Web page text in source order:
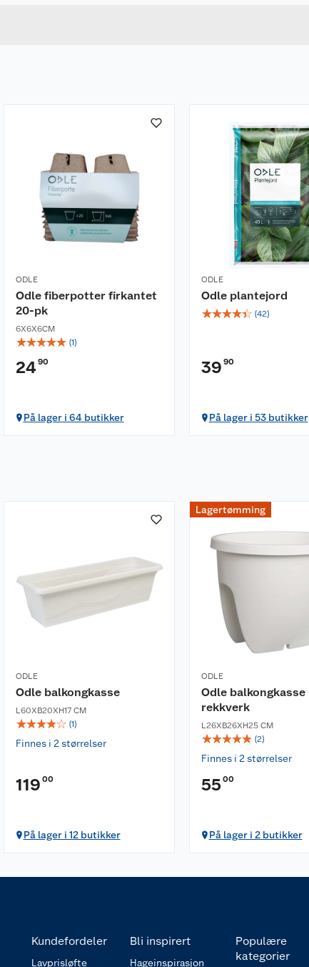
ODLE
Odle fiberpotter firkantet
20-pk
6X6X6CM
☆☆☆☆☆ (1)
2490
På lager i 64 butikker
ODLE
Odle plantejord
☆☆☆☆☆ (42)
39 90
På lager i 53 butikker
ODLE
Odle balkongkasse
L60XB20XH17 CM
☆☆☆☆☆ (1)
Finnes i 2 størrelser
119 00
På lager i 12 butikker
Lagertømming
ODLE
Odle balkongkasse
rekkverk
L26XB26XH25 CM
☆☆☆☆☆ (2)
Finnes i 2 størrelser
55 00
På lager i 2 butikker
Kundefordeler
Lavprisløfte
Bli inspirert
Hageinspirasjon
Populære
kategorier